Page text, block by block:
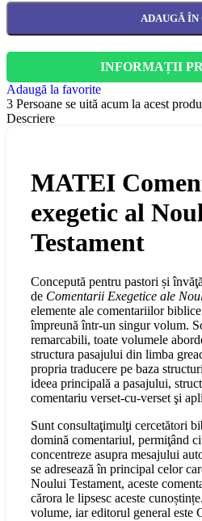
ADAUGĂ ÎN
INFORMAȚII
Adaugă la favorite
3 Persoane se uită acum la acest
Descriere
MATEI
exegetic al
Testament
Concepută pentru pastori și
de Comentarii Exegetice ale
elemente ale comentariilor
împreună într-un singur volum.
remarcabili, toate volumele
structura pasajului din limba
propria traducere pe baza
ideea principală a pasajului,
comentariu verset-cu-verset şi
Sunt consultaţimulţi cercetători
domină comentariul, permiţând
concentreze asupra mesajului
se adresează în principal celor
Noului Testament, aceste
cărora le lipsesc aceste
volume, iar editorul general este